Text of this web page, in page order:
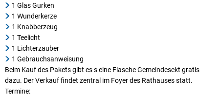
1 Glas Gurken
1 Wunderkerze
1 Knabberzeug
1 Teelicht
1 Lichterzauber
1 Gebrauchsanweisung
Beim Kauf des Pakets gibt es s eine Flasche Gemeindesekt gratis
dazu. Der Verkauf findet zentral im Foyer des Rathauses statt.
Termine: